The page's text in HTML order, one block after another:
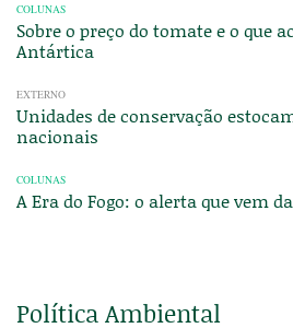
COLUNAS
Sobre o preço do tomate e o que
Antártica
EXTERNO
Unidades de conservação
nacionais
COLUNAS
A Era do Fogo: o alerta que vem
Política Ambiental